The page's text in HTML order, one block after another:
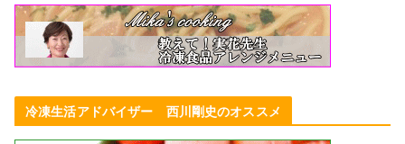
冷凍生活アドバイザー 西川剛史のオススメ